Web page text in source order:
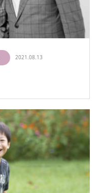
2021.08.13